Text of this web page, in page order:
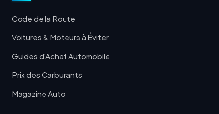
Code de la Route
Voitures & Moteurs à Éviter
Guides d'Achat Automobile
Prix des Carburants
Magazine Auto